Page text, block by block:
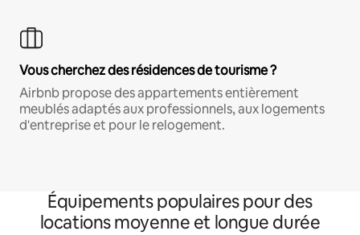
Vous cherchez des résidences de tourisme ?
Airbnb propose des appartements entièrement
meublés adaptés aux professionnels, aux logements
d'entreprise et pour le relogement.
Équipements populaires pour des
locations moyenne et longue durée